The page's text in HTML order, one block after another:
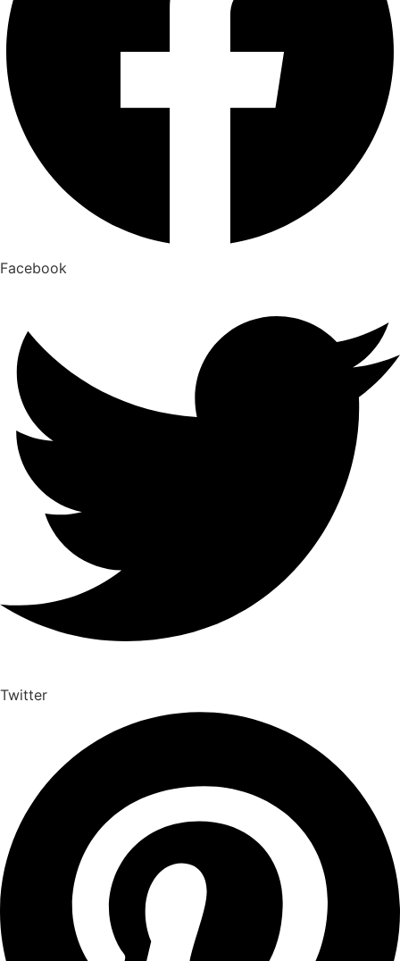
Facebook
Twitter